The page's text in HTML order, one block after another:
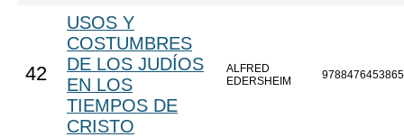
42
USOS Y
COSTUMBRES
DE LOS JUDÍOS
EN LOS
TIEMPOS DE
CRISTO
ALFRED
EDERSHEIM
9788476453865